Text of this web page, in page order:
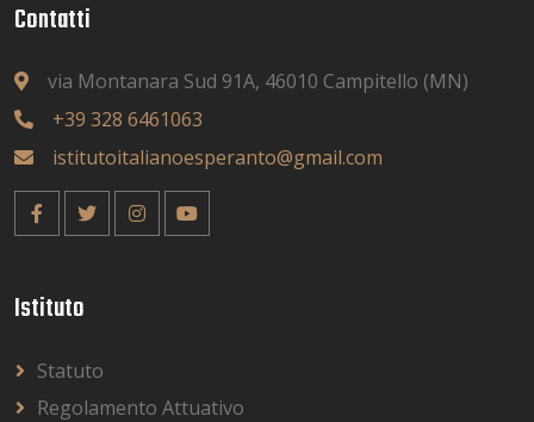
Contatti
via Montanara Sud 91A, 46010 Campitello (MN)
+39 328 6461063
istitutoitalianoesperanto@gmail.com
Istituto
Statuto
Regolamento Attuativo